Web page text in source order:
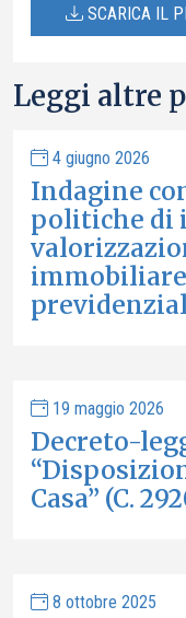
SCARICA IL
Leggi altre
4 giugno 2026
Indagine
politiche di
19 maggio 2026
Decreto-
Casa” (C.
8 ottobre 2025